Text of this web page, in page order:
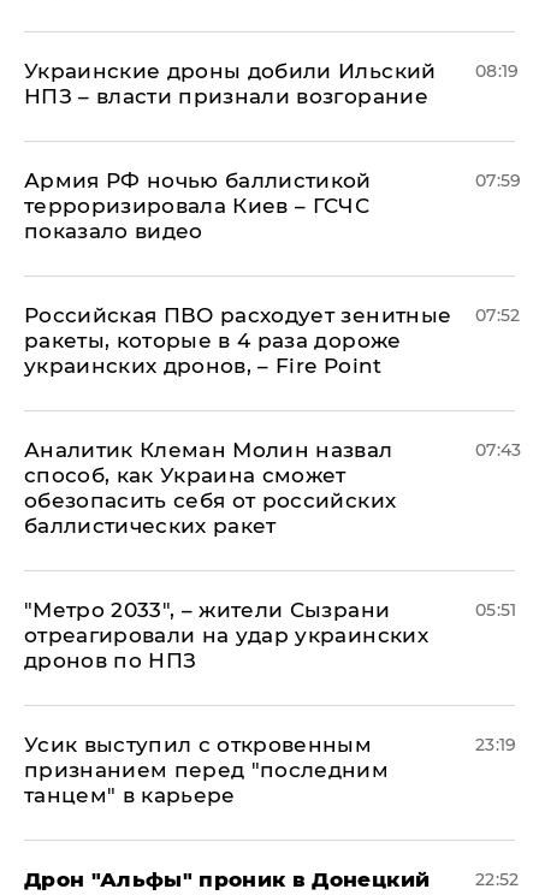
Украинские дроны добили Ильский
НПЗ – власти признали возгорание
08:19
Армия РФ ночью баллистикой
терроризировала Киев – ГСЧС
показало видео
07:59
Российская ПВО расходует зенитные
ракеты, которые в 4 раза дороже
украинских дронов, – Fire Point
07:52
Аналитик Клеман Молин назвал
способ, как Украина сможет
обезопасить себя от российских
баллистических ракет
07:43
"Метро 2033", – жители Сызрани
отреагировали на удар украинских
дронов по НПЗ
05:51
Усик выступил с откровенным
признанием перед "последним
танцем" в карьере
23:19
Дрон "Альфы" проник в Донецкий
22:52